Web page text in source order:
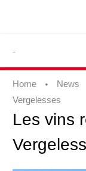
Home News
Vergelesses
Les vins